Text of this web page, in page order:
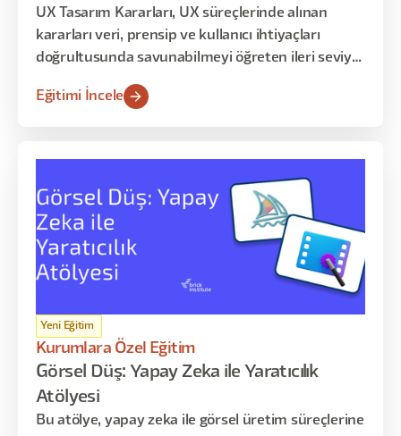
UX Tasarım Kararları, UX süreçlerinde alınan
kararları veri, prensip ve kullanıcı ihtiyaçları
doğrultusunda savunabilmeyi öğreten ileri seviye
üretmeyi değil, alınan kararların nedenlerini
üzerine kuruludur.
Eğitimi İncele
Yeni Eğitim
Kurumlara Özel Eğitim
Görsel Düş: Yapay Zeka ile Yaratıcılık
Atölyesi
Bu atölye, yapay zeka ile görsel üretim süreçlerine